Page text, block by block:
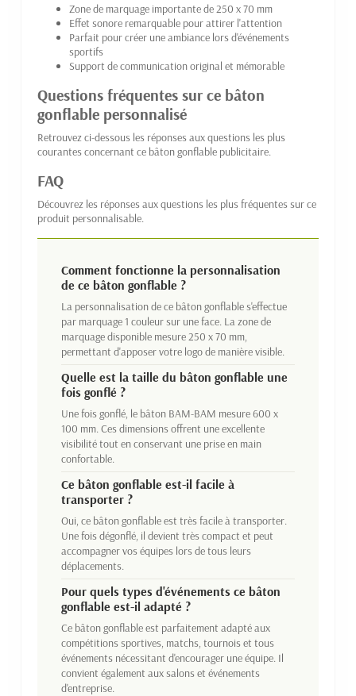
Zone de marquage importante de 250 x 70 mm
Effet sonore remarquable pour attirer l'attention
Parfait pour créer une ambiance lors d'événements
sportifs
Support de communication original et mémorable
Questions fréquentes sur ce bâton
gonflable personnalisé
Retrouvez ci-dessous les réponses aux questions les plus
courantes concernant ce bâton gonflable publicitaire.
FAQ
Découvrez les réponses aux questions les plus fréquentes sur ce
produit personnalisable.
Comment fonctionne la personnalisation
de ce bâton gonflable ?
La personnalisation de ce bâton gonflable s'effectue
par marquage 1 couleur sur une face. La zone de
marquage disponible mesure 250 x 70 mm,
permettant d'apposer votre logo de manière visible.
Quelle est la taille du bâton gonflable une
fois gonflé ?
Une fois gonflé, le bâton BAM-BAM mesure 600 x
100 mm. Ces dimensions offrent une excellente
visibilité tout en conservant une prise en main
confortable.
Ce bâton gonflable est-il facile à
transporter ?
Oui, ce bâton gonflable est très facile à transporter.
Une fois dégonflé, il devient très compact et peut
accompagner vos équipes lors de tous leurs
déplacements.
Pour quels types d'événements ce bâton
gonflable est-il adapté ?
Ce bâton gonflable est parfaitement adapté aux
compétitions sportives, matchs, tournois et tous
événements nécessitant d'encourager une équipe. Il
convient également aux salons et événements
d'entreprise.